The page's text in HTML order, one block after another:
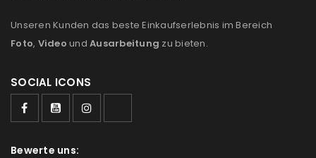
Unseren Kunden das beste Einkaufserlebnis im Bereich
Foto, Video und Ausarbeitung zu bieten.
SOCIAL ICONS
Bewerte uns: